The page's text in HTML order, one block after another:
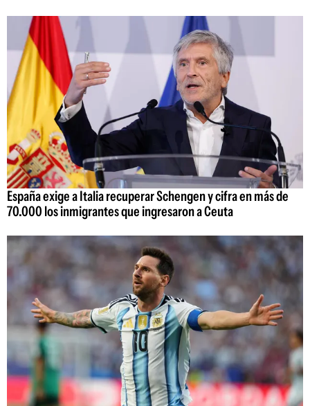
España exige a Italia recuperar Schengen y cifra en más de
70.000 los inmigrantes que ingresaron a Ceuta